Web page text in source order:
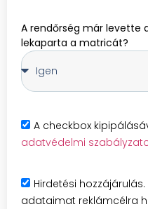
A rendőrség már levette
lekaparta a matricát?
A checkbox
adatvédelmi
Hirdetési
adataimat reklámcélra